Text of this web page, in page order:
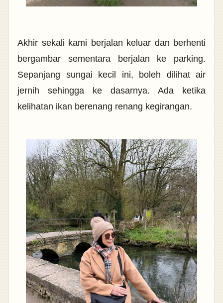
Akhir sekali kami berjalan keluar dan berhenti
bergambar sementara berjalan ke parking.
Sepanjang sungai kecil ini, boleh dilihat air
jernih sehingga ke dasarnya. Ada ketika
kelihatan ikan berenang renang kegirangan.